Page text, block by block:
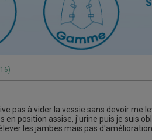
pas à vider la vessie sans devoir
en position assise, j'urine puis je suis
les jambes mais pas d'amélioration